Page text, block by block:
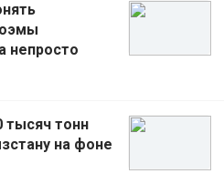
непросто
тысяч тонн
на фоне